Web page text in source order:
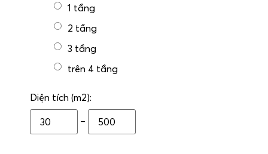
1 tầng
2 tầng
3 tầng
trên 4 tầng
Diện tích (m2):
–